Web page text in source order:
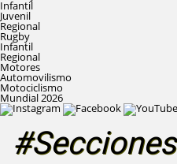
Infantil
Juvenil
Regional
Rugby
Infantil
Regional
Motores
Automovilismo
Motociclismo
Mundial 2026
#Secciones